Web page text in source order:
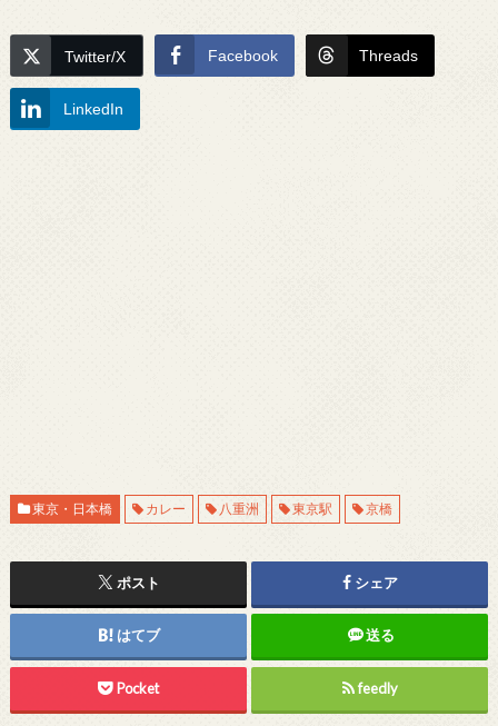
Twitter/X Facebook Threads
LinkedIn
東京・日本橋 カレー 八重洲 東京駅 京橋
ポスト シェア
はてブ 送る
Pocket feedly